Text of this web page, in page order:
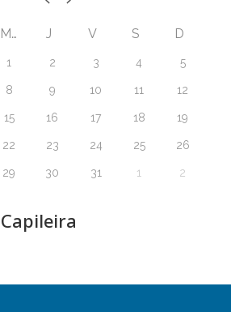
M J V S D
1 2 3 4 5
8 9 10 11 12
15 16 17 18 19
22 23 24 25 26
29 30 31 1 2